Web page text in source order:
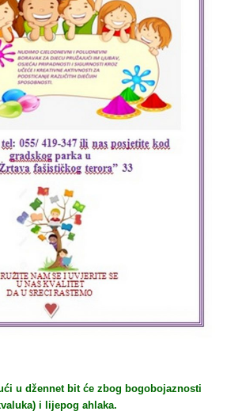
u džennet bit će zbog bogobojaznosti
i lijepog ahlaka.